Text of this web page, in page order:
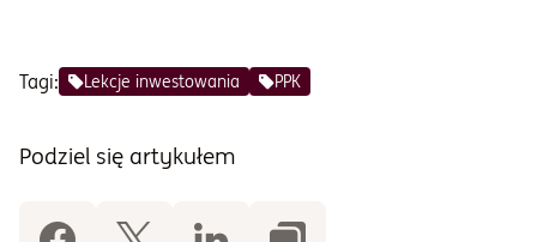
Tagi: Lekcje inwestowania PPK
Podziel się artykułem